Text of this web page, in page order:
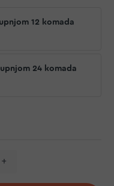
12 komada
24 komada